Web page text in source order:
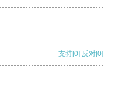
支持[0] 反对[0]